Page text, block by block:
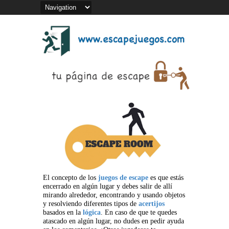
El concepto de los juegos de escape es que estás
encerrado en algún lugar y debes salir de allí
mirando alrededor, encontrando y usando objetos
y resolviendo diferentes tipos de acertijos
basados en la lógica. En caso de que te quedes
atascado en algún lugar, no dudes en pedir ayuda